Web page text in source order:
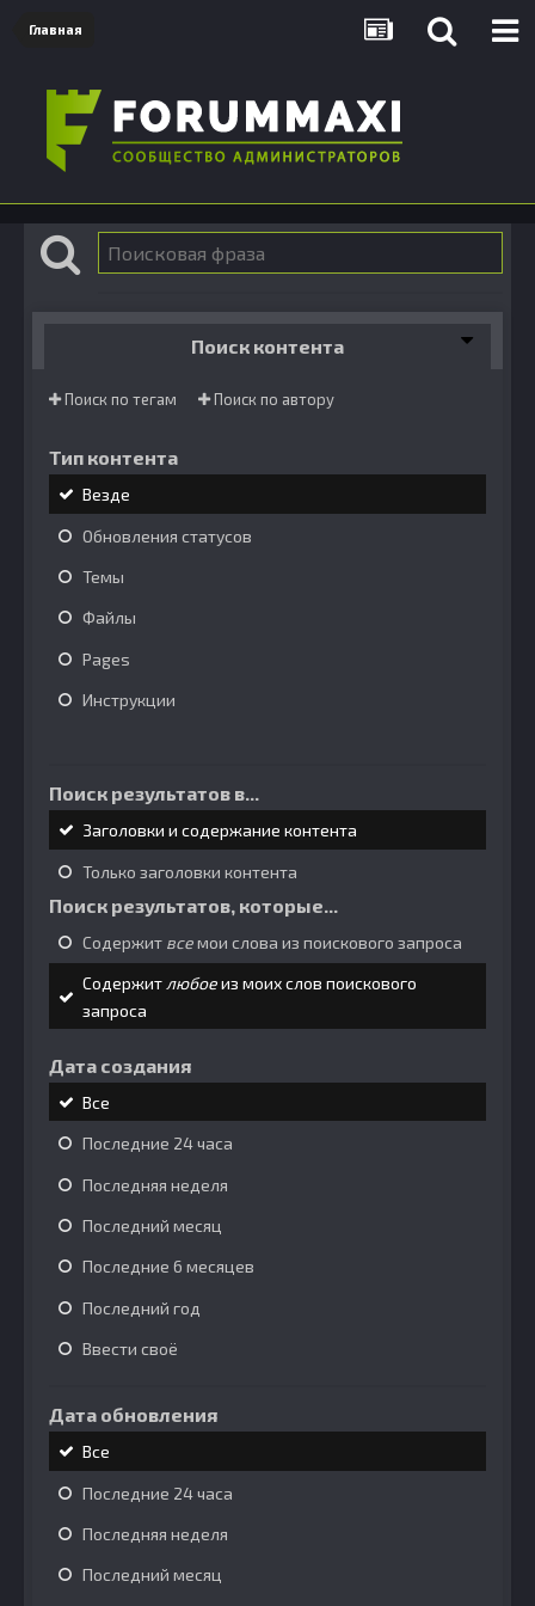
Главная
Поиск контента
Поиск по тегам Поиск по автору
Тип контента
Везде
Обновления статусов
Темы
Файлы
Pages
Инструкции
Поиск результатов в...
Заголовки и содержание контента
Только заголовки контента
Поиск результатов, которые...
Содержит всемои слова из поискового запроса
Содержитлюбоеиз моих слов поискового
запроса
Дата создания
Все
Последние 24 часа
Последняя неделя
Последний месяц
Последние 6 месяцев
Последний год
Ввести своё
Дата обновления
Все
Последние 24 часа
Последняя неделя
Последний месяц